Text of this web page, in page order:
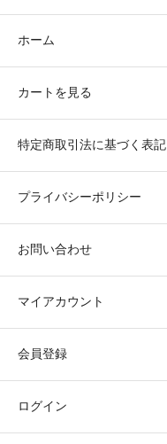
ホーム
カートを見る
特定商取引法に基づく表記
プライバシーポリシー
お問い合わせ
マイアカウント
会員登録
ログイン